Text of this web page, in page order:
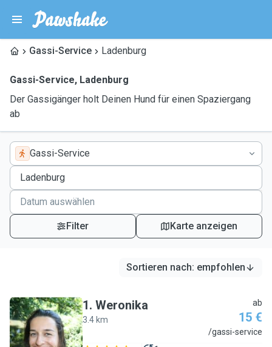
Gassi-Service Ladenburg
Gassi-Service, Ladenburg
Der Gassigänger holt Deinen Hund für einen Spaziergang
ab
Gassi-Service
Filter Karte anzeigen
Sortieren nach: empfohlen
W
1. Weronika
3.4 km
ab
15 €
/gassi-service